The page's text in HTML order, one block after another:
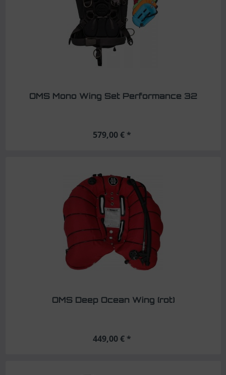
OMS Mono Wing Set Performance 32
579,00 € *
OMS Deep Ocean Wing (rot)
449,00 € *